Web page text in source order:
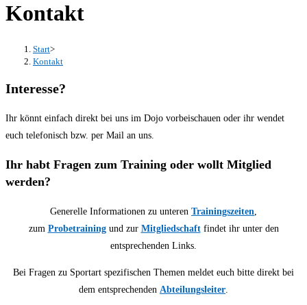
Kontakt
Start>
Kontakt
Interesse?
Ihr könnt einfach direkt bei uns im Dojo vorbeischauen oder ihr wendet
euch telefonisch bzw. per Mail an uns.
Ihr habt Fragen zum Training oder wollt Mitglied
werden?
Generelle Informationen zu unteren Trainingszeiten,
zum Probetraining und zur Mitgliedschaft findet ihr unter den
entsprechenden Links.
Bei Fragen zu Sportart spezifischen Themen meldet euch bitte direkt bei
dem entsprechenden Abteilungsleiter.